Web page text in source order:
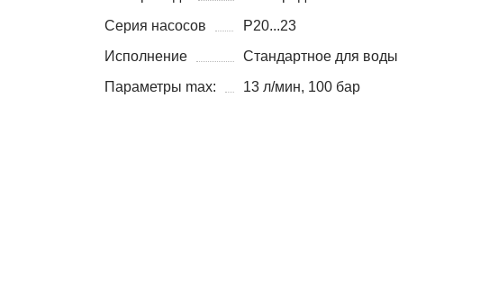
Серия насосов
P20...23
Исполнение
Стандартное для воды
Параметры max:
13 л/мин, 100 бар